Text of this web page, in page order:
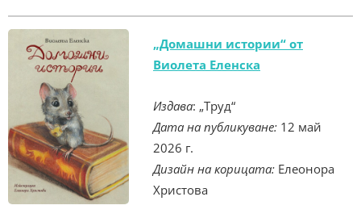
„Домашни истории“ от
Виолета Еленска
Издава: „Труд“
Дата на публикуване: 12 май
2026 г.
Дизайн на корицата: Елеонора
Христова